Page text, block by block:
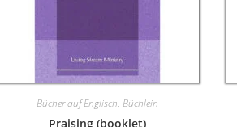
Bücher auf Englisch,Büchlein
Praising (booklet)